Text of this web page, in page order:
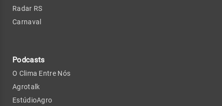
Radar RS
Carnaval
Podcasts
O Clima Entre Nós
Agrotalk
EstúdioAgro